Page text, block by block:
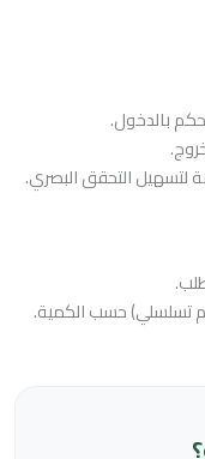
بالدخول.
لتسهيل التحقق البصري.
تسلسلي) حسب الكمية.